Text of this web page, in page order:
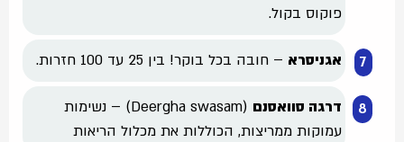
פוקוס בקול.
אגניסרא – חובה בכל בוקר! בין 25 עד 100 חזרות.
דרגה סוואסנם
(Deergha swasam) – נשימות
עמוקות ממריצות, הכוללות את מכלול הריאות